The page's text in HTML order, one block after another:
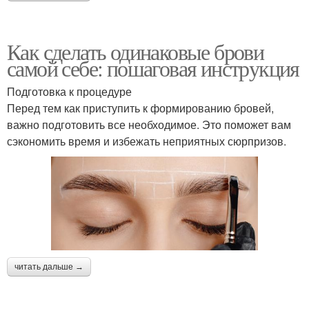
Как сделать одинаковые брови
самой себе: пошаговая инструкция
Подготовка к процедуре
Перед тем как приступить к формированию бровей,
важно подготовить все необходимое. Это поможет вам
сэкономить время и избежать неприятных сюрпризов.
читать дальше →